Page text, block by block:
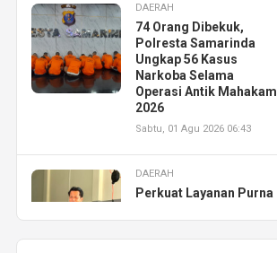
DAERAH
74 Orang Dibekuk,
Polresta Samarinda
Ungkap 56 Kasus
Narkoba Selama
Operasi Antik Mahakam
2026
Sabtu, 01 Agu 2026 06:43
DAERAH
Perkuat Layanan Purna
Resmikan AHASS